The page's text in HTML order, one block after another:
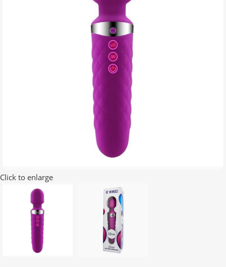
Click to enlarge